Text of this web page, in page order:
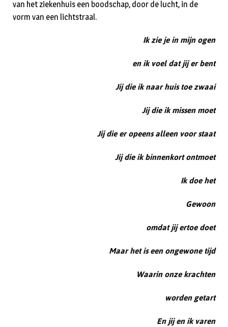
van het ziekenhuis een boodschap, door de lucht, in de
vorm van een lichtstraal.
Ik zie je in mijn ogen
en ik voel dat jij er bent
Jij die ik naar huis toe zwaai
Jij die ik missen moet
Jij die er opeens alleen voor staat
Jij die ik binnenkort ontmoet
Ik doe het
Gewoon
omdat jij ertoe doet
Maar het is een ongewone tijd
Waarin onze krachten
worden getart
En jij en ik varen